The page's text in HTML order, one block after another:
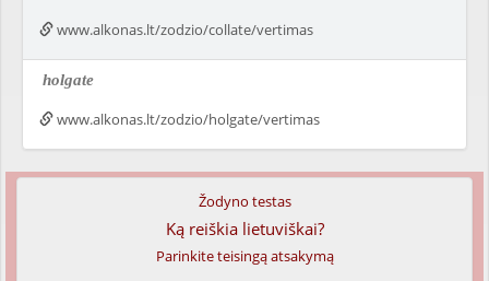
www.alkonas.lt/zodzio/collate/vertimas
holgate
www.alkonas.lt/zodzio/holgate/vertimas
Žodyno testas
Ką reiškia lietuviškai?
Parinkite teisingą atsakymą